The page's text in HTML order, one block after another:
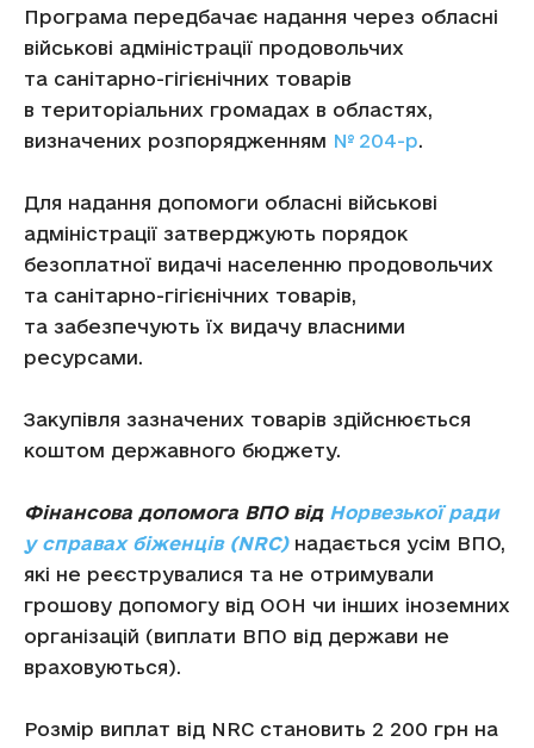
Програма передбачає надання через обласні
військові адміністрації продовольчих
та санітарно-гігієнічних товарів
в територіальних громадах в областях,
визначених розпорядженням № 204-р.
Для надання допомоги обласні військові
адміністрації затверджують порядок
безоплатної видачі населенню продовольчих
та санітарно-гігієнічних товарів,
та забезпечують їх видачу власними
ресурсами.
Закупівля зазначених товарів здійснюється
коштом державного бюджету.
Фінансова допомога ВПО від Норвезької ради
у справах біженців (NRC)надається усім ВПО,
які не реєструвалися та не отримували
грошову допомогу від ООН чи інших іноземних
організацій (виплати ВПО від держави не
враховуються).
Розмір виплат від NRC становить 2 200 грн на